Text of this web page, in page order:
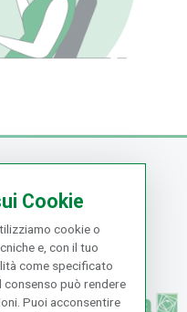
Clienti
di Pagame...
di Spediz...
e Recessi
Cookie
cookie o
e, con il tuo
come specificato
consenso può rendere
Puoi acconsentire